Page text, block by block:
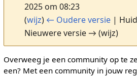
2025 om 08:23
(wijz) ← Oudere versie|
Nieuwere versie → (wijz)
Overweeg je een community op te
een? Met een community in jouw